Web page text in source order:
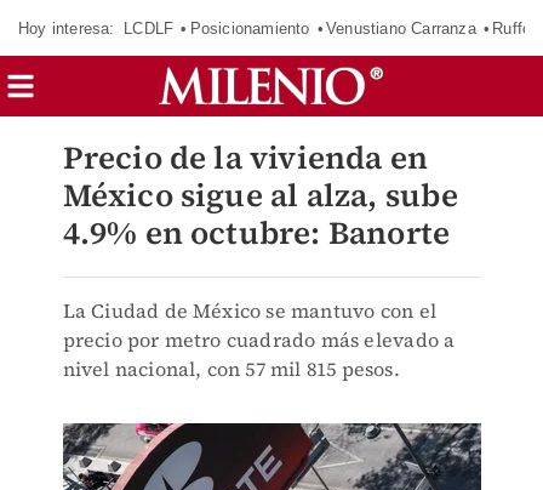
Hoy interesa: LCDLF Posicionamiento Venustiano Carranza Ruffo
Precio de la vivienda en
México sigue al alza, sube
4.9% en octubre: Banorte
La Ciudad de México se mantuvo con el
precio por metro cuadrado más elevado a
nivel nacional, con 57 mil 815 pesos.